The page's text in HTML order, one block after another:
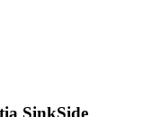
SinkSide